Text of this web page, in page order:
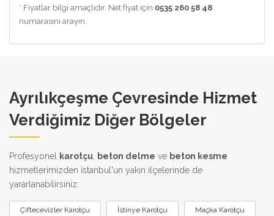
* Fiyatlar bilgi amaçlıdır. Net fiyat için 0535 260 58 48
numarasını arayın.
Ayrılıkçeşme Çevresinde Hizmet
Verdiğimiz Diğer Bölgeler
Profesyonel karotçu beton delme ve beton kesme
hizmetlerimizden İstanbul'un yakın ilçelerinde de
yararlanabilirsiniz:
Çiftecevizler Karotçu İstinye Karotçu Maçka Karotçu